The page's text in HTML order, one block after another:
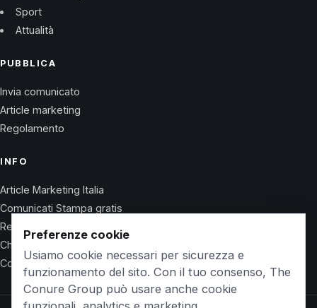
Sport
Attualità
PUBBLICA
Invia comunicato
Article marketing
Regolamento
INFO
Article Marketing Italia
Comunicati Stampa gratis
Regolamento
Chi Siamo
Contatti
Preferenze cookie
Usiamo cookie necessari per sicurezza e
funzionamento del sito. Con il tuo consenso, The
Conure Group può usare anche cookie